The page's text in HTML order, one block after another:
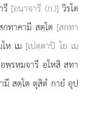
รี [อนาจารี (ก.)] วิรโต
ทาคามี สตฺโต [สกทา
ห เม [เปตฺตาปิ โย เม
พฺรหฺมจารี อโหสิ สทา
มี สตฺโต ตุสิตํ กายํ อุป